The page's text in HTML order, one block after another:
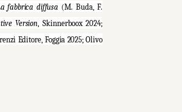
fabbrica diffusa (M. Buda, F.
Version , Skinnerboox 2024;
Editore, Foggia 2025; Olivo